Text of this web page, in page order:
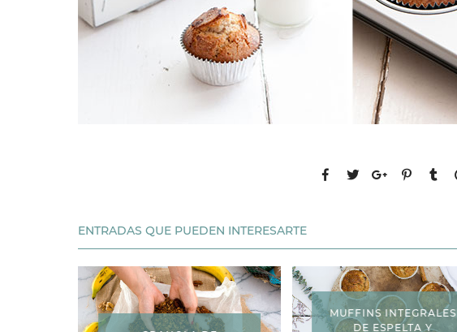
ENTRADAS QUE PUEDEN INTERESARTE
MUFFINS INTEGRALES
DE ESPELTA Y